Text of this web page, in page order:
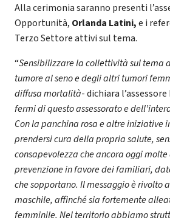
Alla cerimonia saranno presenti
Opportunità, Orlanda Latini,e i
Terzo Settore attivi sul tema.
“Sensibilizzare la collettività sul tema
tumore al seno e degli altri tumori
diffusa mortalità- dichiara
fermi di questo assessorato e
Con la panchina rosa e altre iniziative
prendersi cura della propria salute,
consapevolezza che ancora oggi
prevenzione in favore dei familiari,
che sopportano. Il messaggio è rivolto
maschile, affinché sia fortemente
femminile. Nel territorio abbiamo